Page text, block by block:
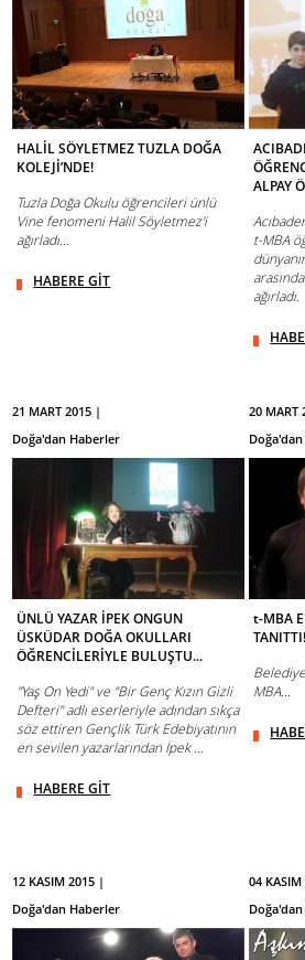
HALİL SÖYLETMEZ TUZLA DOĞA
KOLEJİ’NDE!
Tuzla Doğa Okulu öğrencileri ünlü
Vine fenomeni Halil Söyletmez'i
ağırladı...
HABERE GİT
ALPAY
t-MBA
ağırladı.
21 MART 2015 |
Doğa'dan Haberler
ÜNLÜ YAZAR İPEK ONGUN
ÜSKÜDAR DOĞA OKULLARI
ÖĞRENCİLERİYLE BULUŞTU...
"Yaş On Yedi" ve "Bir Genç Kızın Gizli
Defteri" adlı eserleriyle adından sıkça
söz ettiren Gençlik Türk Edebiyatının
en sevilen yazarlarından İpek ...
HABERE GİT
20 MART
t-MBA
TANITTI!
MBA...
12 KASIM 2015 |
Doğa'dan Haberler
04